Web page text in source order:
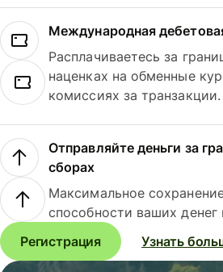
Международная
Расплачиваетесь за
наценках на обменные
комиссиях за транзакции.
Отправляйте деньги за
сборах
Максимальное
способности ваших
Регистрация
Узнать